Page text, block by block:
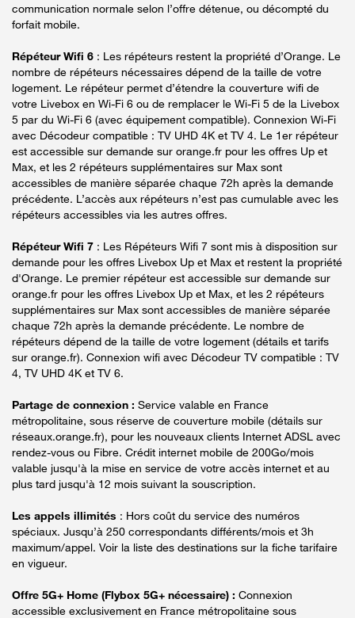
communication normale selon l’offre détenue, ou décompté du
forfait mobile.
Répéteur Wifi 6 : Les répéteurs restent la propriété d’Orange. Le
nombre de répéteurs nécessaires dépend de la taille de votre
logement. Le répéteur permet d’étendre la couverture wifi de
votre Livebox en Wi-Fi 6 ou de remplacer le Wi-Fi 5 de la Livebox
5 par du Wi-Fi 6 (avec équipement compatible). Connexion Wi-Fi
avec Décodeur compatible : TV UHD 4K et TV 4. Le 1er répéteur
est accessible sur demande sur orange.fr pour les offres Up et
Max, et les 2 répéteurs supplémentaires sur Max sont
accessibles de manière séparée chaque 72h après la demande
précédente. L’accès aux répéteurs n’est pas cumulable avec les
répéteurs accessibles via les autres offres.
Répéteur Wifi 7 : Les Répéteurs Wifi 7 sont mis à disposition sur
demande pour les offres Livebox Up et Max et restent la propriété
d'Orange. Le premier répéteur est accessible sur demande sur
orange.fr pour les offres Livebox Up et Max, et les 2 répéteurs
supplémentaires sur Max sont accessibles de manière séparée
chaque 72h après la demande précédente. Le nombre de
répéteurs dépend de la taille de votre logement (détails et tarifs
sur orange.fr). Connexion wifi avec Décodeur TV compatible : TV
4, TV UHD 4K et TV 6.
Partage de connexion : Service valable en France
métropolitaine, sous réserve de couverture mobile (détails sur
réseaux.orange.fr), pour les nouveaux clients Internet ADSL avec
rendez-vous ou Fibre. Crédit internet mobile de 200Go/mois
valable jusqu'à la mise en service de votre accès internet et au
plus tard jusqu'à 12 mois suivant la souscription.
Les appels illimités : Hors coût du service des numéros
spéciaux. Jusqu’à 250 correspondants différents/mois et 3h
maximum/appel. Voir la liste des destinations sur la fiche tarifaire
en vigueur.
Offre 5G+ Home (Flybox 5G+ nécessaire) : Connexion
accessible exclusivement en France métropolitaine sous